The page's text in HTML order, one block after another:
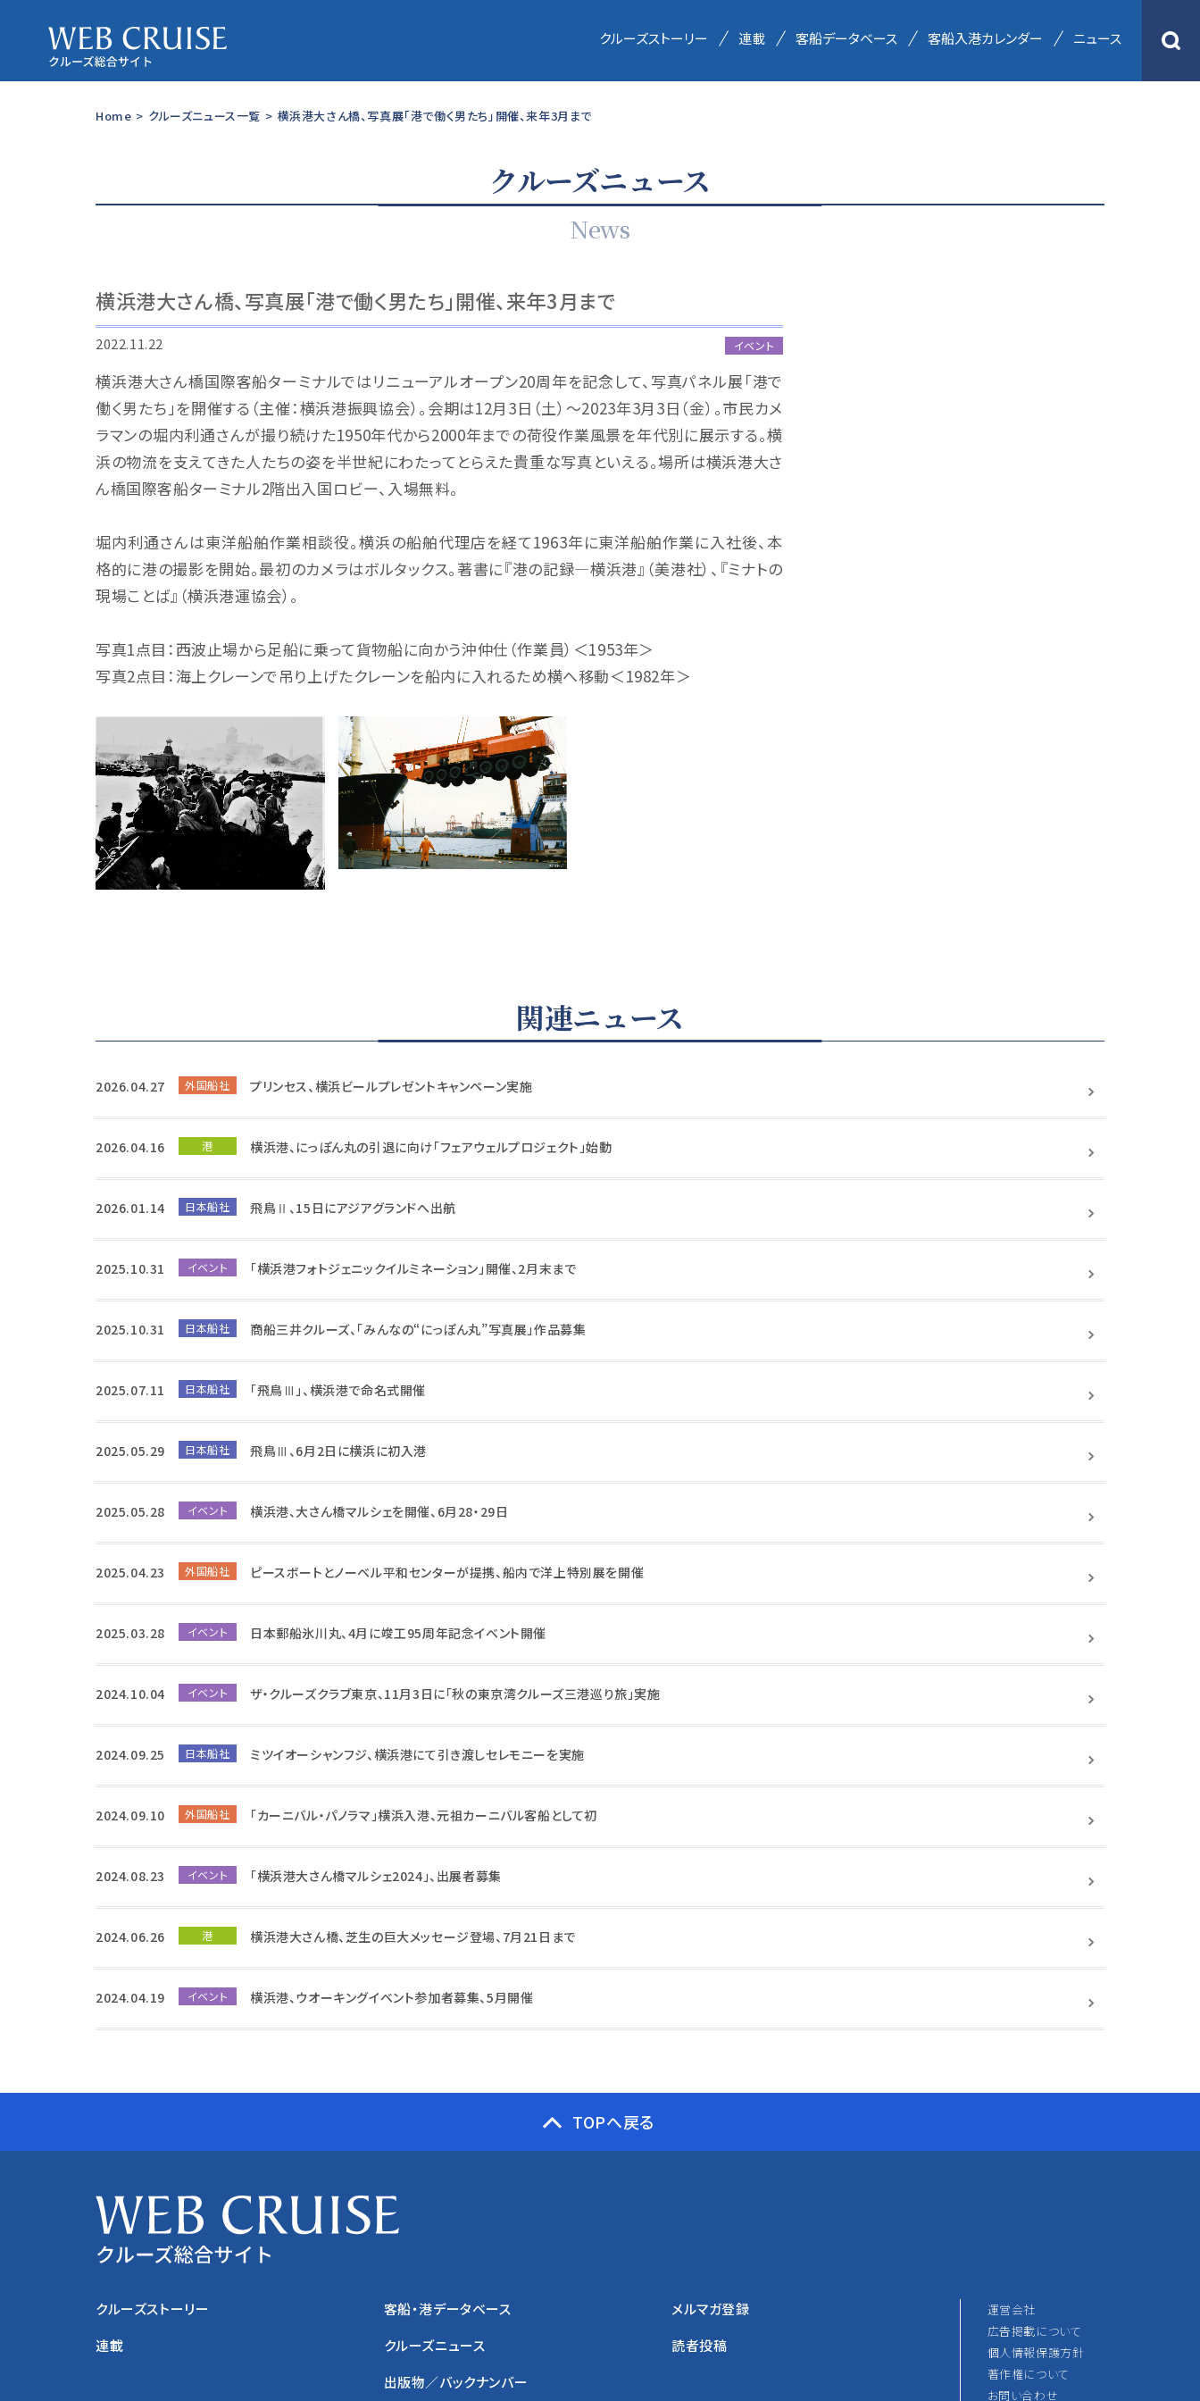
クルーズストーリー 連載 客船データベース 客船入港カレンダー ニュース
Home > クルーズニュース一覧 > 横浜港大さん橋、写真展「港で働く男たち」開催、来年3月まで
クルーズニュース
News
横浜港大さん橋、写真展「港で働く男たち」開催、来年3月まで
2022.11.22 イベント
横浜港大さん橋国際客船ターミナルではリニューアルオープン20周年を記念して、写真パネル展「港で
働く男たち」を開催する（主催：横浜港振興協会）。会期は12月3日（土）～2023年3月3日（金）。市民カメ
ラマンの堀内利通さんが撮り続けた1950年代から2000年までの荷役作業風景を年代別に展示する。横
浜の物流を支えてきた人たちの姿を半世紀にわたってとらえた貴重な写真といえる。場所は横浜港大さ
ん橋国際客船ターミナル2階出入国ロビー、入場無料。
堀内利通さんは東洋船舶作業相談役。横浜の船舶代理店を経て1963年に東洋船舶作業に入社後、本
格的に港の撮影を開始。最初のカメラはボルタックス。著書に『港の記録―横浜港』（美港社）、『ミナトの
現場ことば』（横浜港運協会）。
写真1点目：西波止場から足船に乗って貨物船に向かう沖仲仕（作業員）＜1953年＞
写真2点目：海上クレーンで吊り上げたクレーンを船内に入れるため横へ移動＜1982年＞
関連ニュース
2026.04.27 外国船社 プリンセス、横浜ビールプレゼントキャンペーン実施
2026.04.16 港 横浜港、にっぽん丸の引退に向け「フェアウェルプロジェクト」始動
2026.01.14 日本船社 飛鳥Ⅱ、15日にアジアグランドへ出航
2025.10.31 イベント 「横浜港フォトジェニックイルミネーション」開催、2月末まで
2025.10.31 日本船社 商船三井クルーズ、「みんなの“にっぽん丸”写真展」作品募集
2025.07.11 日本船社 「飛鳥Ⅲ」、横浜港で命名式開催
2025.05.29 日本船社 飛鳥Ⅲ、6月2日に横浜に初入港
2025.05.28 イベント 横浜港、大さん橋マルシェを開催、6月28・29日
2025.04.23 外国船社 ピースボートとノーベル平和センターが提携、船内で洋上特別展を開催
2025.03.28 イベント 日本郵船氷川丸、4月に竣工95周年記念イベント開催
2024.10.04 イベント ザ・クルーズクラブ東京、11月3日に「秋の東京湾クルーズ三港巡り旅」実施
2024.09.25 日本船社 ミツイオーシャンフジ、横浜港にて引き渡しセレモニーを実施
2024.09.10 外国船社 「カーニバル・パノラマ」横浜入港、元祖カーニバル客船として初
2024.08.23 イベント 「横浜港大さん橋マルシェ2024」、出展者募集
2024.06.26 港 横浜港大さん橋、芝生の巨大メッセージ登場、7月21日まで
2024.04.19 イベント 横浜港、ウオーキングイベント参加者募集、5月開催
TOPへ戻る
クルーズストーリー
連載
客船・港データベース
クルーズニュース
出版物／バックナンバー
メルマガ登録
読者投稿
運営会社
広告掲載について
個人情報保護方針
著作権について
お問い合わせ